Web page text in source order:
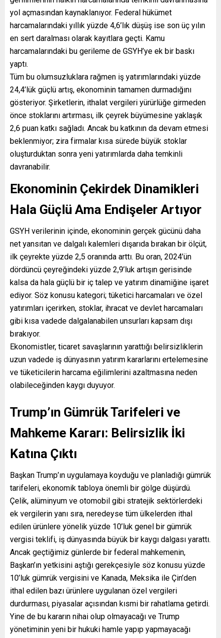
yol açmasından kaynaklanıyor. Federal hükümet
harcamalarındaki yıllık yüzde 4,6’lık düşüş ise son üç yılın
en sert daralması olarak kayıtlara geçti. Kamu
harcamalarındaki bu gerileme de GSYH’ye ek bir baskı
yaptı.
Tüm bu olumsuzluklara rağmen iş yatırımlarındaki yüzde
24,4’lük güçlü artış, ekonominin tamamen durmadığını
gösteriyor. Şirketlerin, ithalat vergileri yürürlüğe girmeden
önce stoklarını artırması, ilk çeyrek büyümesine yaklaşık
2,6 puan katkı sağladı. Ancak bu katkının da devam etmesi
beklenmiyor; zira firmalar kısa sürede büyük stoklar
oluşturduktan sonra yeni yatırımlarda daha temkinli
davranabilir.
Ekonominin Çekirdek Dinamikleri
Hala Güçlü Ama Endişeler Artıyor
GSYH verilerinin içinde, ekonominin gerçek gücünü daha
net yansıtan ve dalgalı kalemleri dışarıda bırakan bir ölçüt,
ilk çeyrekte yüzde 2,5 oranında arttı. Bu oran, 2024’ün
dördüncü çeyreğindeki yüzde 2,9’luk artışın gerisinde
kalsa da hala güçlü bir iç talep ve yatırım dinamiğine işaret
ediyor. Söz konusu kategori; tüketici harcamaları ve özel
yatırımları içerirken, stoklar, ihracat ve devlet harcamaları
gibi kısa vadede dalgalanabilen unsurları kapsam dışı
bırakıyor.
Ekonomistler, ticaret savaşlarının yarattığı belirsizliklerin
uzun vadede iş dünyasının yatırım kararlarını ertelemesine
ve tüketicilerin harcama eğilimlerini azaltmasına neden
olabileceğinden kaygı duyuyor.
Trump’ın Gümrük Tarifeleri ve
Mahkeme Kararı: Belirsizlik İki
Katına Çıktı
Başkan Trump’ın uygulamaya koyduğu ve planladığı gümrük
tarifeleri, ekonomik tabloya önemli bir gölge düşürdü.
Çelik, alüminyum ve otomobil gibi stratejik sektörlerdeki
ek vergilerin yanı sıra, neredeyse tüm ülkelerden ithal
edilen ürünlere yönelik yüzde 10’luk genel bir gümrük
vergisi teklifi, iş dünyasında büyük bir kaygı dalgası yarattı.
Ancak geçtiğimiz günlerde bir federal mahkemenin,
Başkan’ın yetkisini aştığı gerekçesiyle söz konusu yüzde
10’luk gümrük vergisini ve Kanada, Meksika ile Çin’den
ithal edilen bazı ürünlere uygulanan özel vergileri
durdurması, piyasalar açısından kısmi bir rahatlama getirdi.
Yine de bu kararın nihai olup olmayacağı ve Trump
yönetiminin yeni bir hukuki hamle yapıp yapmayacağı